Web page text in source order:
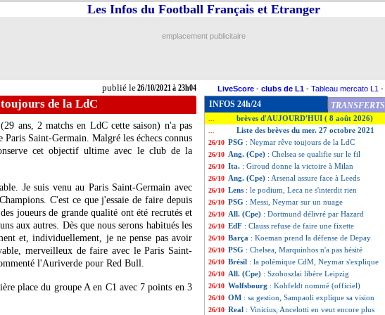
publié le26/10/2021 à 23h04
Les Infos du Football Français et Etranger
emplacement publicitaire
LiveScore - clubs de L1 - Tableau mercato L1 -
de la LdC
ans, 2 matchs en LdC cette saison) n'a pas
Saint-Germain. Malgré les échecs connus
cet objectif ultime avec le club de la
Je suis venu au Paris Saint-Germain avec
C'est ce que j'essaie de faire depuis
joueurs de grande qualité ont été recrutés et
aux autres. Dès que nous serons habitués les
et, individuellement, je ne pense pas avoir
merveilleux de faire avec le Paris Saint-
l'Auriverde pour Red Bull.
place du groupe A en C1 avec 7 points en 3
INFOS 24h/24 TRANSFERTS
brèves d'AUJOURD'HUI ( 8 août 2026)
Liste des brèves du mer. 27 octobre 2021
26/10 PSG : Neymar rêve toujours de la LdC
26/10 Ang. (Cpe) : Chelsea se qualifie sur le fil
26/10 Ita. : Giroud donne la victoire à Milan
26/10 Ang. (Cpe) : Arsenal assure face à Leeds
26/10 Lens : le podium, Leca ne s'interdit rien
26/10 PSG : Messi, Neymar sur un nuage
26/10 All. (Cpe) : Dortmund délivré par Hazard
26/10 EdF : Clauss refuse de faire une fixette
26/10 Barça : Koeman prend la défense de Depay
26/10 PSG : Chelsea, Marquinhos n'a pas hésité
26/10 Brésil : la polémique CdM, Neymar s'explique
26/10 All. (Cpe) : Szoboszlai libère Leipzig
26/10 Wolfsbourg : Kohfeldt nommé (officiel)
26/10 OM : sa gestion, Sampaoli explique sa vision
26/10 Real : Vinicius, Ancelotti en veut encore plus